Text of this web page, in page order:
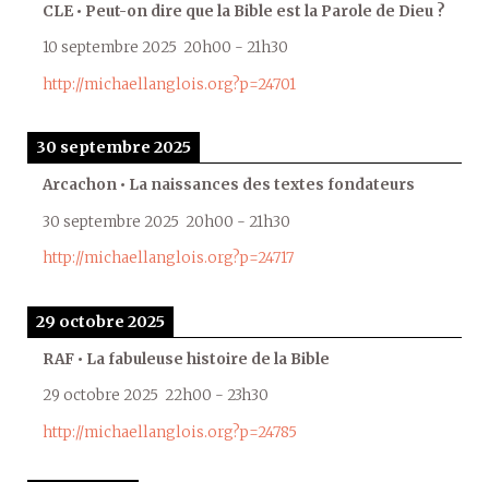
CLE • Peut-on dire que la Bible est la Parole de Dieu ?
10 septembre 2025 20h00 - 21h30
http://michaellanglois.org?p=24701
30 septembre 2025
Arcachon • La naissances des textes fondateurs
30 septembre 2025 20h00 - 21h30
http://michaellanglois.org?p=24717
29 octobre 2025
RAF • La fabuleuse histoire de la Bible
29 octobre 2025 22h00 - 23h30
http://michaellanglois.org?p=24785